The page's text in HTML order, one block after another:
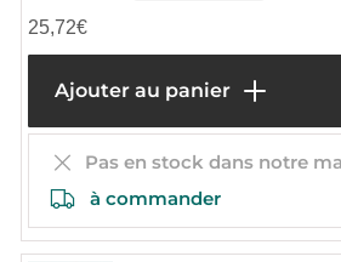
25,72€
Ajouter au panier
Pas en stock dans notre
à commander